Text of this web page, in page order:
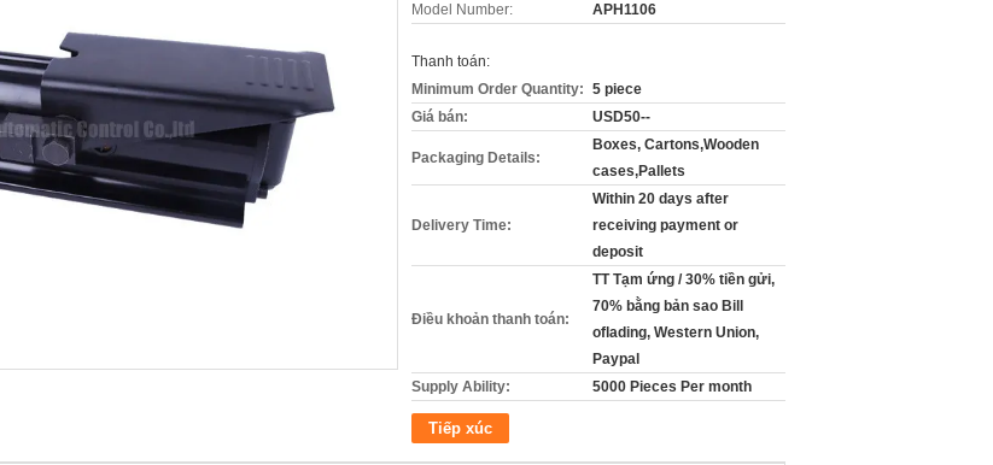
Model Number:
APH1106
Thanh toán:
Minimum Order Quantity: 5 piece
Giá bán:
USD50--
Packaging Details:
Boxes, Cartons,Wooden
cases,Pallets
Delivery Time:
Within 20 days after
receiving payment or
deposit
Điều khoản thanh toán:
TT Tạm ứng / 30% tiền gửi,
70% bằng bản sao Bill
oflading, Western Union,
Paypal
Supply Ability:
5000 Pieces Per month
Tiếp xúc